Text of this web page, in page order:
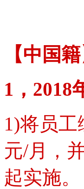
【中国
1，2018
1)将员
元/月，
起实施。